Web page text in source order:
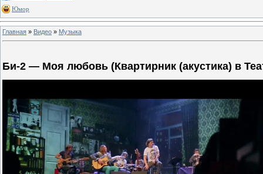
Юмор
Главная » Видео » Музыка
Би-2 — Моя любовь (Квартирник (акустика) в